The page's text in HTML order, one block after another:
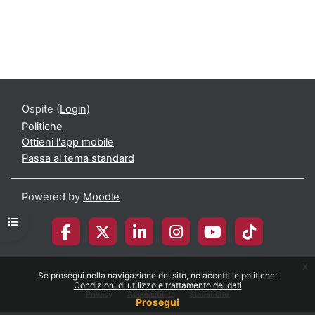
Se prosegui nella navigazione del sito, ne accetti le politiche:
Condizioni di utilizzo e trattamento dei dati
Prosegui
x
Apri indice del corso
Ospite (Login)
Politiche
Ottieni l'app mobile
Passa al tema standard
Powered by Moodle
© 2026 Università degli Studi di Milano-Bicocca